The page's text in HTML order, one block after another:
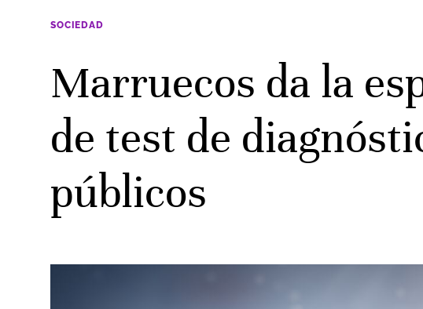
SOCIEDAD
Marruecos da la
de test de
públicos